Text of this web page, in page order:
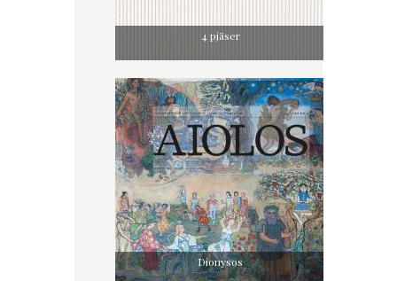
4 pjäser
Dionysos